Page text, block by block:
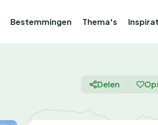
Bestemmingen Thema's
Delen